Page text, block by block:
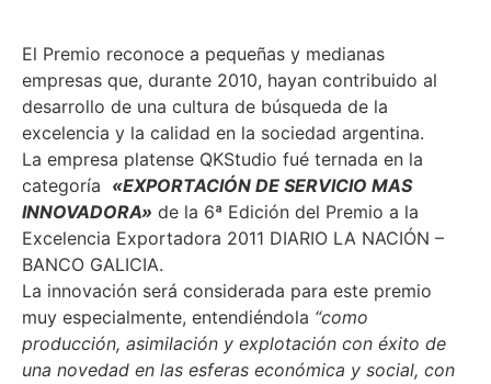
El Premio reconoce a pequeñas y medianas
empresas que, durante 2010, hayan contribuido al
desarrollo de una cultura de búsqueda de la
excelencia y la calidad en la sociedad argentina.
La empresa platense QKStudio fué ternada en la
categoría «EXPORTACIÓN DE SERVICIO MAS
INNOVADORA» de la 6ª Edición del Premio a la
Excelencia Exportadora 2011 DIARIO LA NACIÓN –
BANCO GALICIA.
La innovación será considerada para este premio
muy especialmente, entendiéndola “como
producción, asimilación y explotación con éxito de
una novedad en las esferas económica y social, con